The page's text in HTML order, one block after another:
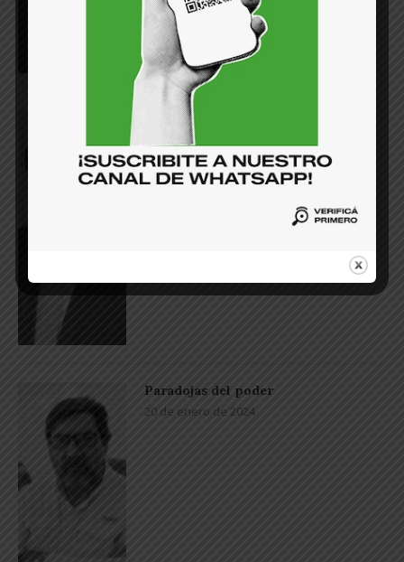
¿Por qué el presupuesto bajó en
transparencia?
15 de junio de 2024
Paradojas del poder
20 de enero de 2024